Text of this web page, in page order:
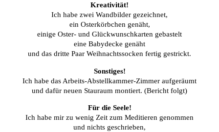
Kreativität!
Ich habe zwei Wandbilder gezeichnet,
ein Osterkörbchen genäht,
einige Oster- und Glückwunschkarten gebastelt
eine Babydecke genäht
und das dritte Paar Weihnachtssocken fertig gestrickt.
Sonstiges!
Ich habe das Arbeits-Abstellkammer-Zimmer aufgeräumt
und dafür neuen Stauraum montiert. (Bericht folgt)
Für die Seele!
Ich habe mir zu wenig Zeit zum Meditieren genommen
und nichts geschrieben,